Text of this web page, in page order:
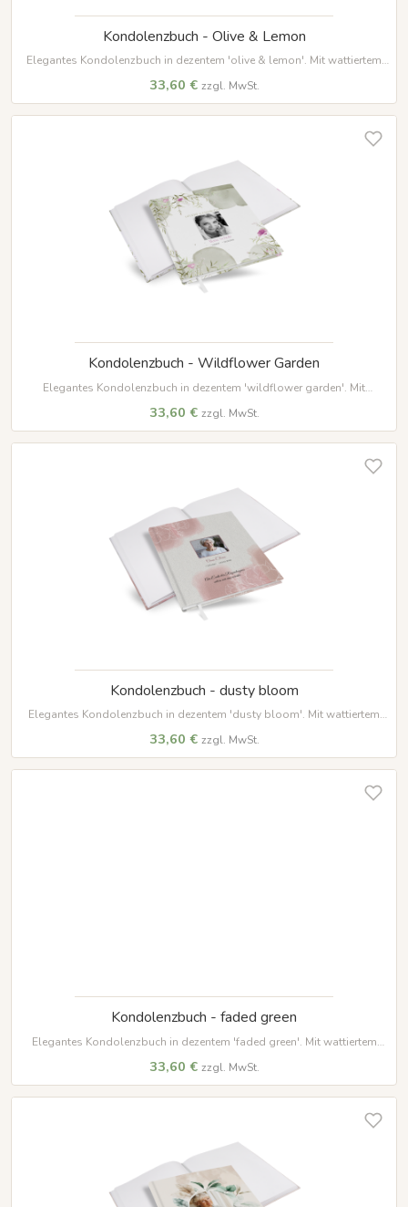
Kondolenzbuch - Olive & Lemon
Elegantes Kondolenzbuch in dezentem 'olive & lemon'. Mit wattiertem
Lesezeichenband – ein würdevoller Ort für Erinnerungen.
33,60 € zzgl. MwSt.
Kondolenzbuch - Wildflower Garden
Elegantes Kondolenzbuch in dezentem 'wildflower garden'. Mit
Lesezeichenband – ein würdevoller Ort für Erinnerungen.
33,60 € zzgl. MwSt.
Kondolenzbuch - dusty bloom
Elegantes Kondolenzbuch in dezentem 'dusty bloom'. Mit wattiertem
Lesezeichenband – ein würdevoller Ort für Erinnerungen.
33,60 € zzgl. MwSt.
Kondolenzbuch - faded green
Elegantes Kondolenzbuch in dezentem 'faded green'. Mit wattiertem
Lesezeichenband – ein würdevoller Ort für Erinnerungen.
33,60 € zzgl. MwSt.